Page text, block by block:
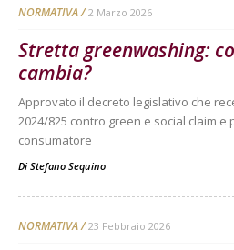
NORMATIVA 2 Marzo 2026
Stretta greenwashing:
cambia?
Approvato il decreto legislativo che
2024/825 contro green e social claim
consumatore
Di Stefano Sequino
NORMATIVA 23 Febbraio 2026